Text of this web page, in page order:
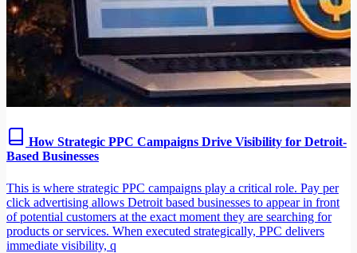
How Strategic PPC Campaigns Drive Visibility for Detroit-
Based Businesses
This is where strategic PPC campaigns play a critical role. Pay per
click advertising allows Detroit based businesses to appear in front
of potential customers at the exact moment they are searching for
products or services. When executed strategically, PPC delivers
immediate visibility, q